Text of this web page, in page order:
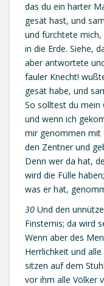
das du ein harter
gesät hast, und
und fürchtete mich,
in die Erde. Siehe,
aber antwortete
fauler Knecht!
gesät habe, und
So solltest du mein
und wenn ich
mir genommen mit
den Zentner und
Denn wer da hat,
wird die Fülle
was er hat,
30 Und den
Finsternis; da wird
Wenn aber des
Herrlichkeit und
sitzen auf dem
vor ihm alle Völker